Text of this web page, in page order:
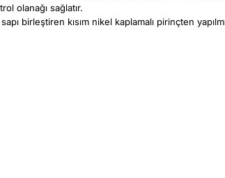
olanağı sağlatır.
birleştiren kısım nikel kaplamalı pirinçten